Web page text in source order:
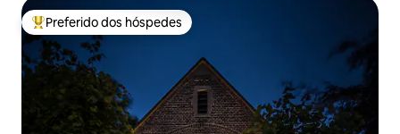
Entre os melhores preferidos dos hóspedes
Preferido dos hóspedes